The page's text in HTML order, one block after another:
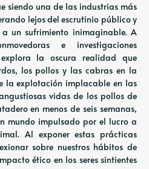
siendo una de las industrias más
lejos del escrutinio público y
un sufrimiento inimaginable. A
e investigaciones
la oscura realidad que
los pollos y las cabras en la
la explotación implacable en las
vidas de los pollos de
en menos de seis semanas,
mundo impulsado por el lucro a
Al exponer estas prácticas
sobre nuestros hábitos de
ético en los seres sintientes